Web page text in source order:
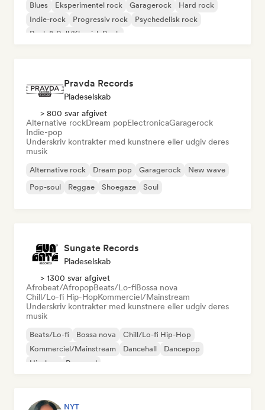
Blues Eksperimentel rock Garagerock
Hard rock
Indie-rock
Progressiv rock
Psychedelisk rock
Rock & Roll/Klassisk Rock
Pravda Records
Pladeselskab
> 800 svar afgivet
Alternative rockDream popElectronicaGaragerock
Indie-pop
Underskriv kontrakter med kunstnere eller udgiv deres
musik
Alternative rock Dream pop Garagerock
New wave
Pop-soul
Reggae Shoegaze Soul
Sungate Records
Pladeselskab
> 1300 svar afgivet
Afrobeat/AfropopBeats/Lo-fiBossa nova
Chill/Lo-fi Hip-HopKommerciel/Mainstream
Underskriv kontrakter med kunstnere eller udgiv deres
musik
Beats/Lo-fi Bossa nova
Chill/Lo-fi Hip-Hop
Kommerciel/Mainstream
Dancehall
Dancepop
Hip-hop
Pop-soul
NYT